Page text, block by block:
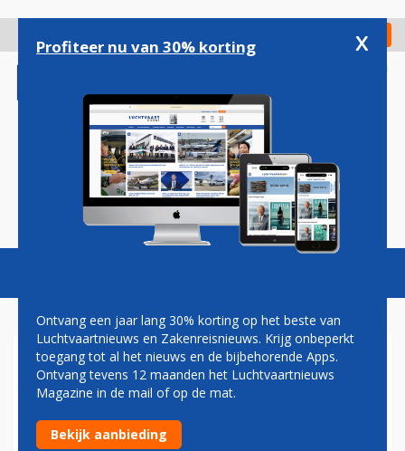
gaan
Check in
Magazine Podcasts Vacatures
ANALYSE: WAAROM HET
DOORTREKKEN VAN DE
METRO NAAR SCHIPHOL
Profiteer nu van 30% korting x
Ontvang een jaar lang 30% korting op het beste van
Luchtvaartnieuws en Zakenreisnieuws. Krijg onbeperkt
toegang tot al het nieuws en de bijbehorende Apps.
Ontvang tevens 12 maanden het Luchtvaartnieuws
Magazine in de mail of op de mat.
Bekijk aanbieding